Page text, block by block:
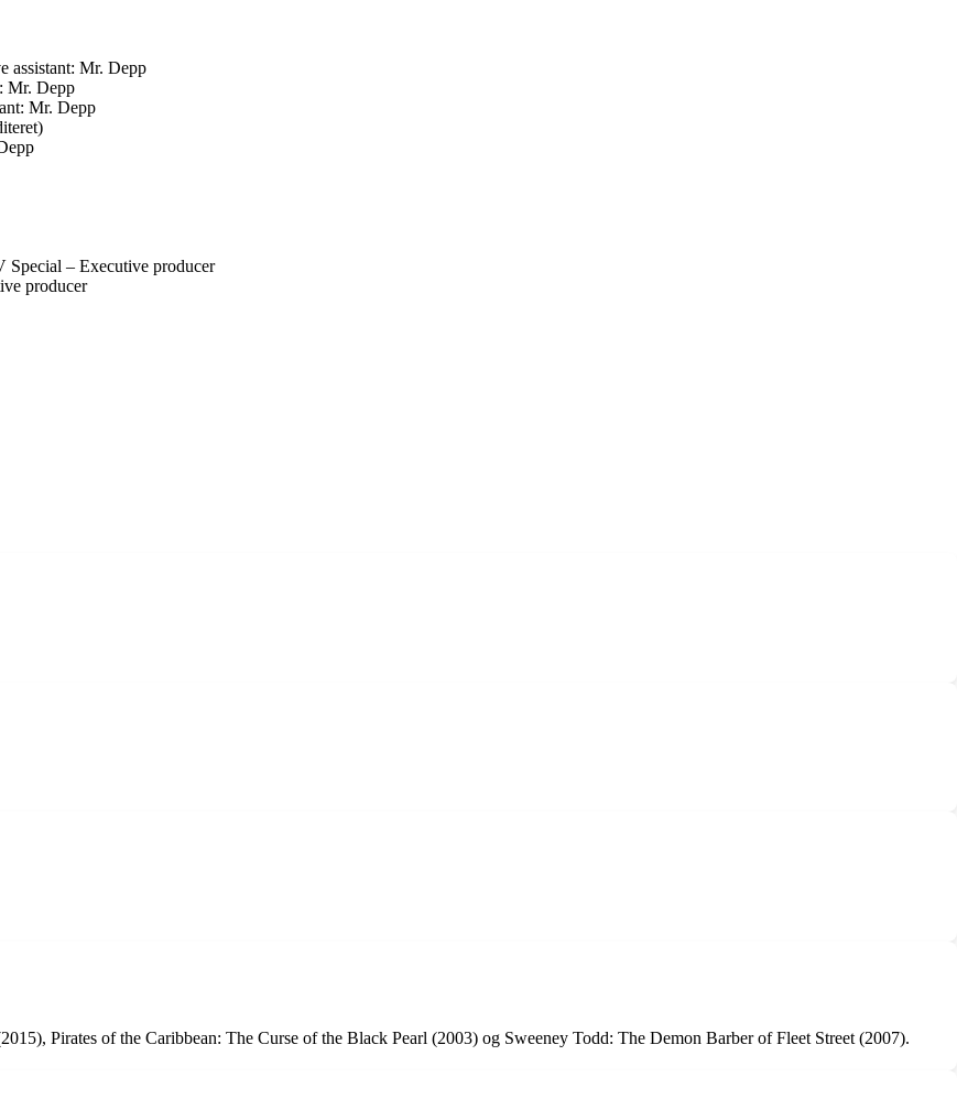
assistant: Mr. Depp
Mr. Depp
Mr. Depp
Special – Executive producer
producer
Pirates of the Caribbean: The Curse of the Black Pearl (2003) og Sweeney Todd: The Demon Barber of Fleet Street (2007).